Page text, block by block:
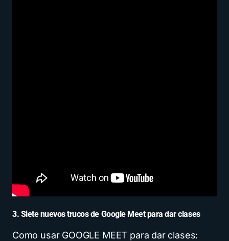
3. Siete nuevos trucos de Google Meet para dar clases
Como usar GOOGLE MEET para dar clases: